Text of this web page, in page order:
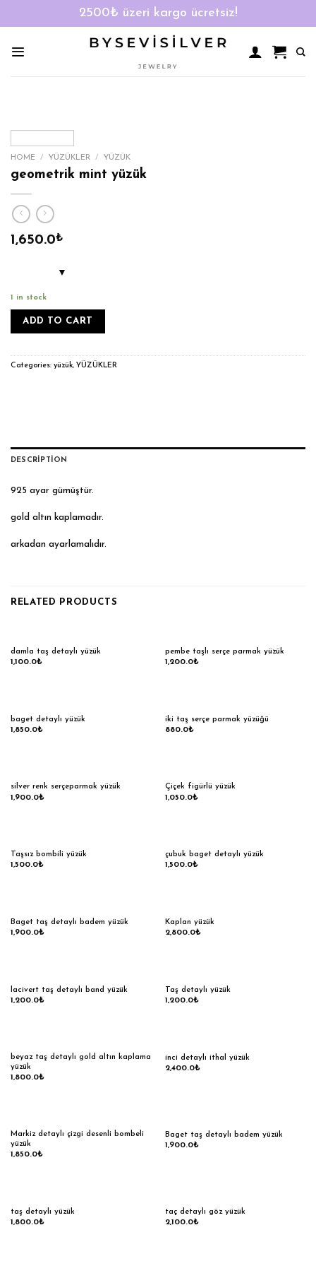
2500₺ üzeri kargo ücretsiz!
HOME / YÜZÜKLER / YÜZÜK
geometrik mint yüzük
1,650.0₺
1 in stock
ADD TO CART
Categories: yüzük, YÜZÜKLER
DESCRIPTION
925 ayar gümüştür.
gold altın kaplamadır.
arkadan ayarlamalıdır.
RELATED PRODUCTS
damla taş detaylı yüzük
1,100.0₺
pembe taşlı serçe parmak yüzük
1,200.0₺
baget detaylı yüzük
1,850.0₺
iki taş serçe parmak yüzüğü
880.0₺
silver renk serçeparmak yüzük
1,900.0₺
Çiçek figürlü yüzük
1,050.0₺
Taşsız bombili yüzük
1,500.0₺
çubuk baget detaylı yüzük
1,500.0₺
Baget taş detaylı badem yüzük
1,900.0₺
Kaplan yüzük
2,800.0₺
lacivert taş detaylı band yüzük
1,200.0₺
Taş detaylı yüzük
1,200.0₺
beyaz taş detaylı gold altın kaplama
yüzük
1,800.0₺
inci detaylı ithal yüzük
2,400.0₺
Markiz detaylı çizgi desenli bombeli
yüzük
1,850.0₺
Baget taş detaylı badem yüzük
1,900.0₺
taş detaylı yüzük
1,800.0₺
taç detaylı göz yüzük
2,100.0₺